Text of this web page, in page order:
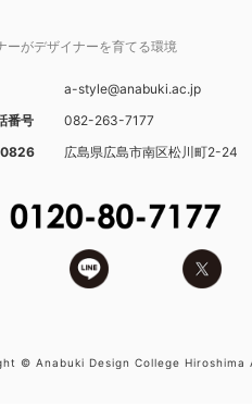
ーがデザイナーを育てる環境
a-style@anabuki.ac.jp
番号
082-263-7177
広島県広島市南区松川町2-24
© Anabuki Design College Hiroshima